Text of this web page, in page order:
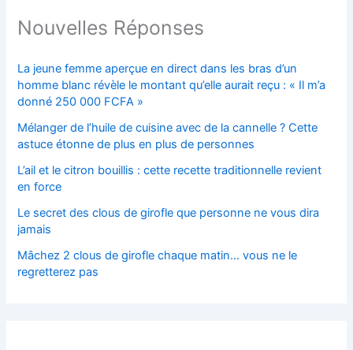
Nouvelles Réponses
La jeune femme aperçue en direct dans les bras d’un
homme blanc révèle le montant qu’elle aurait reçu : « Il m’a
donné 250 000 FCFA »
Mélanger de l’huile de cuisine avec de la cannelle ? Cette
astuce étonne de plus en plus de personnes
L’ail et le citron bouillis : cette recette traditionnelle revient
en force
Le secret des clous de girofle que personne ne vous dira
jamais
Mâchez 2 clous de girofle chaque matin… vous ne le
regretterez pas